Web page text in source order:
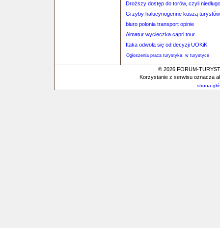
Droższy dostęp do torów, czyli
Grzyby halucynogenne kuszą
biuro polonia transport opinie
Almatur wycieczka capri tour
Itaka odwoła się od decyzji UOKiK
Ogłoszenia praca turystyka, w turystyce
© 2026 FORUM-
Korzystanie z serwisu oznacza
strona